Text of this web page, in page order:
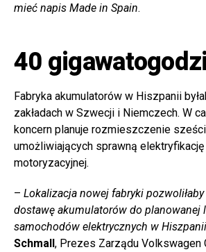
mieć napis Made in Spain.
40
Fabryka akumulatorów w Hiszpanii
zakładach w Szwecji i Niemczech. W
koncern planuje rozmieszczenie
umożliwiających sprawną elektryfikację
motoryzacyjnej.
– Lokalizacja nowej fabryki
dostawę akumulatorów do planowanej
samochodów elektrycznych w Hiszpanii
Schmall, Prezes Zarządu Volkswagen